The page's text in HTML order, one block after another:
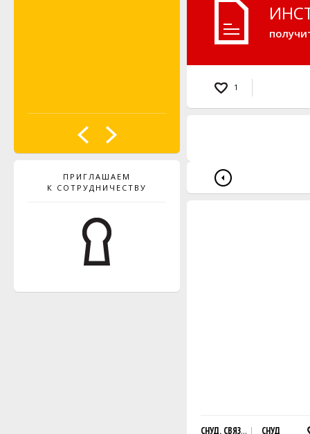
ПРИГЛАШАЕМ
К СОТРУДНИЧЕСТВУ
1
СНУД, СВЯЗАННЫЙСНУД